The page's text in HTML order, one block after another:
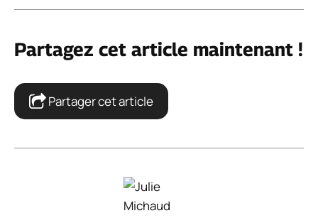
Partagez cet article maintenant !
Partager cet article